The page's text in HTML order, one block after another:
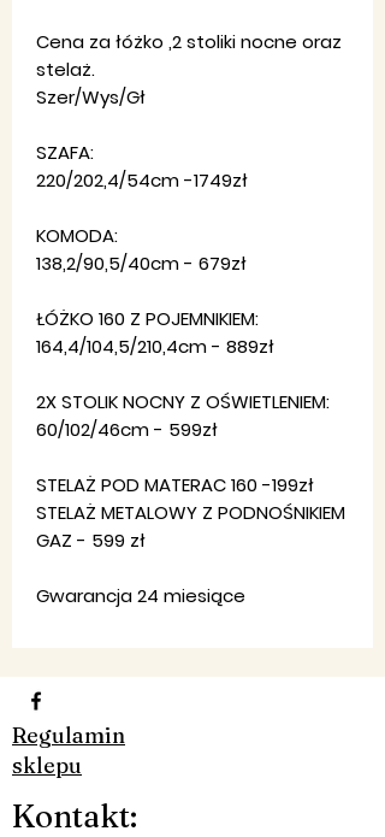
Cena za łóżko ,2 stoliki nocne oraz
stelaż.
Szer/Wys/Gł
SZAFA:
220/202,4/54cm -1749zł
KOMODA:
138,2/90,5/40cm - 679zł
ŁÓŻKO 160 Z POJEMNIKIEM:
164,4/104,5/210,4cm - 889zł
2X STOLIK NOCNY Z OŚWIETLENIEM:
60/102/46cm - 599zł
STELAŻ POD MATERAC 160 -199zł
STELAŻ METALOWY Z PODNOŚNIKIEM
GAZ - 599 zł
Gwarancja 24 miesiące
Regulamin
sklepu
Kontakt: